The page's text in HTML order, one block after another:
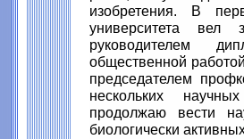
изобретения. В
университета вел
руководителем
общественной
председателем
нескольких
продолжаю вести
биологически